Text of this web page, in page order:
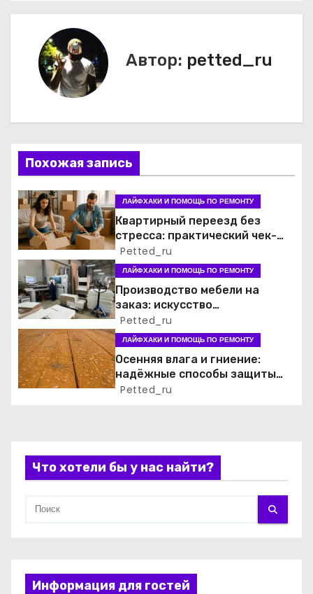
ц
и
я
п
о
з
а
п
и
м
Автор: petted_ru
Похожая запись
ЛАЙФХАКИ И ПОМОЩЬ ПО РЕМОНТУ
Квартирный переезд без
стресса: практический чек-
лист для семьи
Petted_ru
ЛАЙФХАКИ И ПОМОЩЬ ПО РЕМОНТУ
Производство мебели на
заказ: искусство
функциональности и стиля
Petted_ru
ЛАЙФХАКИ И ПОМОЩЬ ПО РЕМОНТУ
Осенняя влага и гниение:
надёжные способы защиты
деревянных конструкций на
Petted_ru
Что хотели бы у нас найти?
Информация для гостей